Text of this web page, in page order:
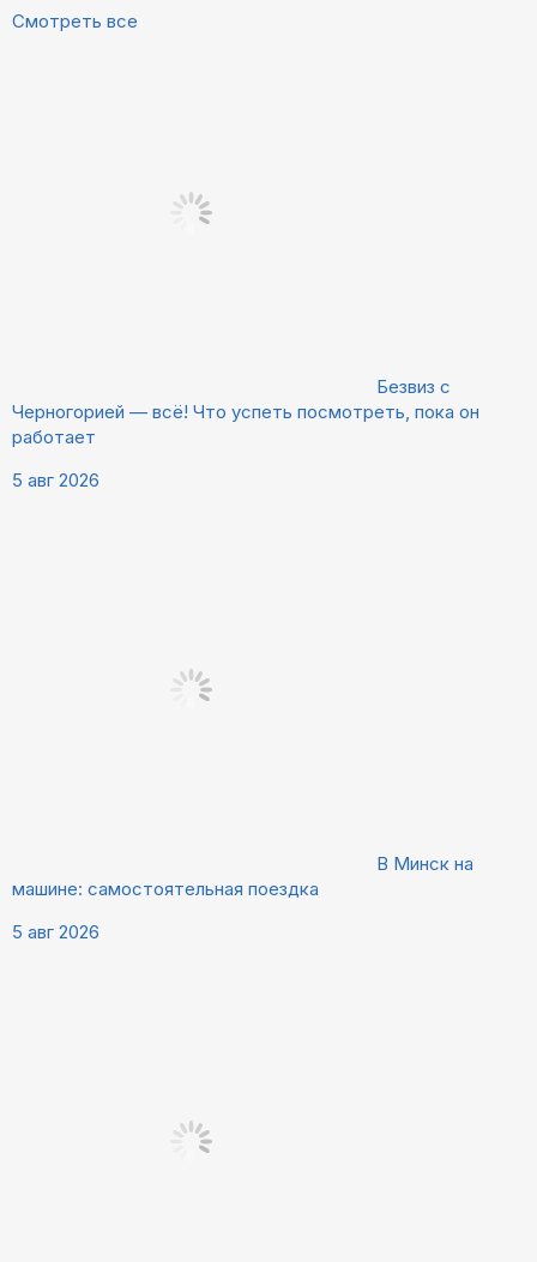
Смотреть все
Безвиз с
Черногорией — всё! Что успеть посмотреть, пока он
работает
5 авг 2026
В Минск на
машине: самостоятельная поездка
5 авг 2026